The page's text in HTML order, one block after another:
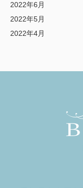
2022年6月
2022年5月
2022年4月